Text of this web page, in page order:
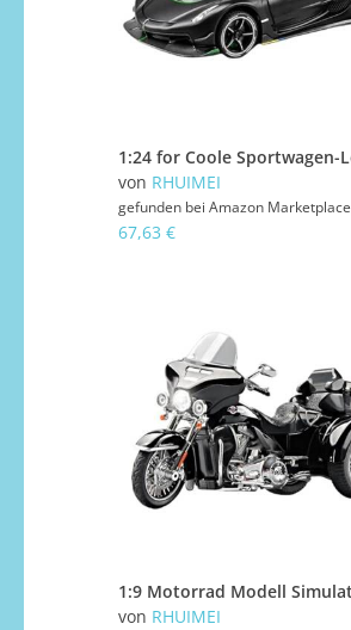
von RHUIMEI
gefunden bei Amazon Marketplace
67,63 €
von RHUIMEI